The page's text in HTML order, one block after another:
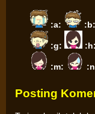
:a: :b:
:g: :h:
:m:
Posting